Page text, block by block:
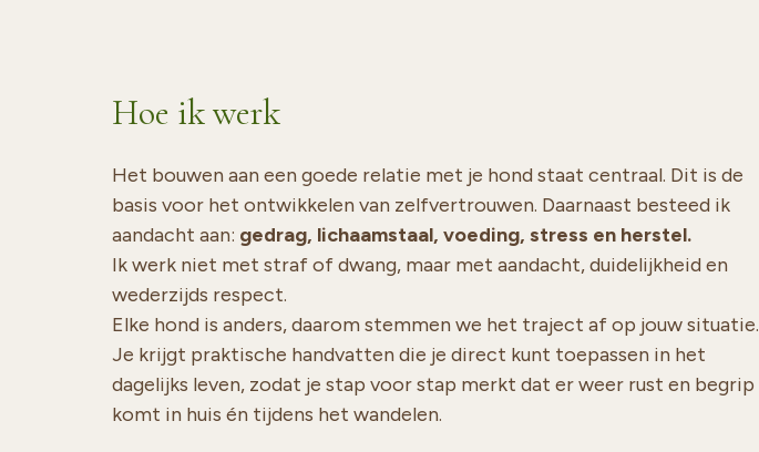
Hoe ik werk
Het bouwen aan een goede relatie met je hond staat centraal. Dit is de
basis voor het ontwikkelen van zelfvertrouwen. Daarnaast besteed ik
aandacht aan: gedrag, lichaamstaal, voeding, stress en herstel.
Ik werk niet met straf of dwang, maar met aandacht, duidelijkheid en
wederzijds respect.
Elke hond is anders, daarom stemmen we het traject af op jouw situatie.
Je krijgt praktische handvatten die je direct kunt toepassen in het
dagelijks leven, zodat je stap voor stap merkt dat er weer rust en begrip
komt in huis én tijdens het wandelen.